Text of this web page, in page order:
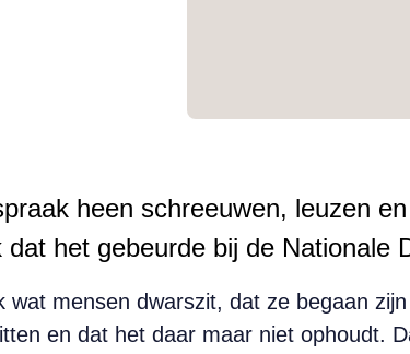
heen schreeuwen, leuzen
het gebeurde bij de Nationale
wat mensen dwarszit, dat ze begaan
en dat het daar maar niet ophoudt.